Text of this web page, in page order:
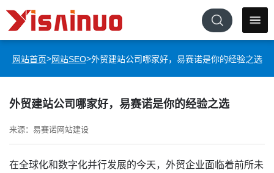
网站首页>网站SEO>外贸建站公司哪家好，易赛诺是你的经验之选
外贸建站公司哪家好，易赛诺是你的经验之选
来源：易赛诺网站建设
在全球化和数字化并行发展的今天，外贸企业面临着前所未